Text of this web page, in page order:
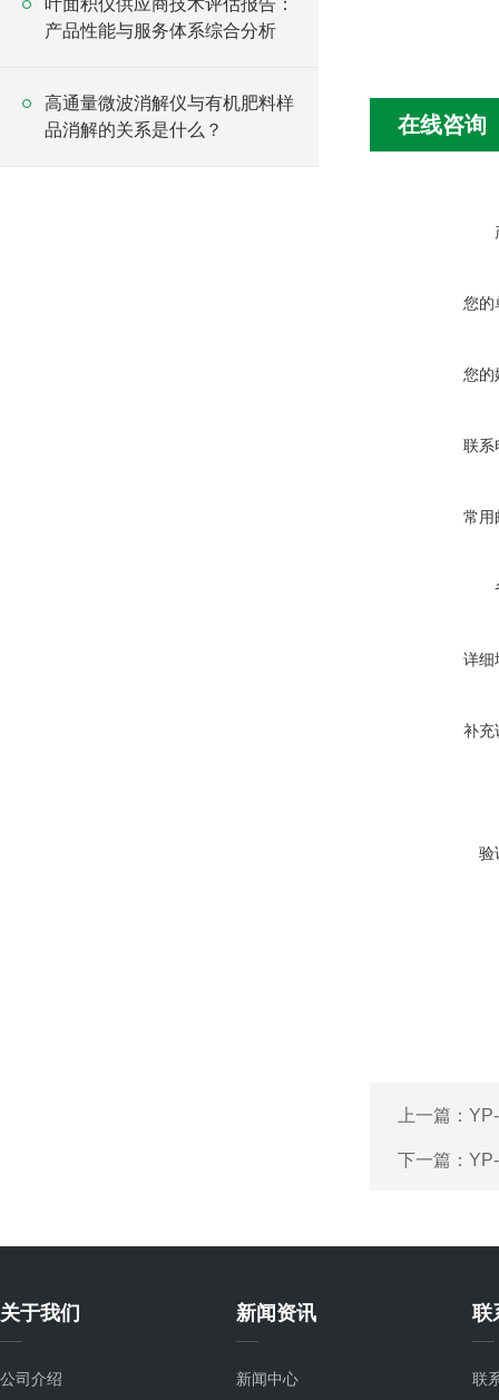
在线咨询
您的
您的
联系
常用
详细
补充
验
上一篇：
下一篇：
叶面积仪供应商技术评估报告：
产品性能与服务体系综合分析
高通量微波消解仪与有机肥料样
品消解的关系是什么？
关于我们
公司介绍
新闻资讯
新闻中心
联
联